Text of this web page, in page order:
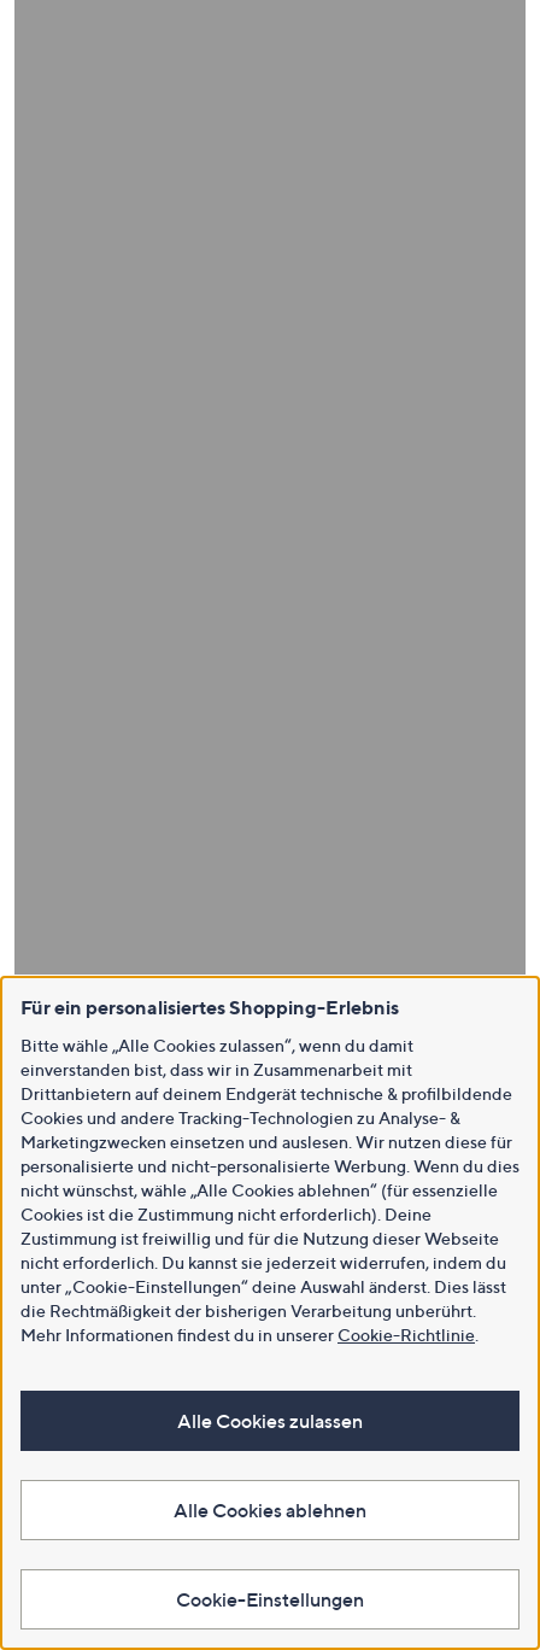
Für ein personalisiertes Shopping-Erlebnis
Bitte wähle „Alle Cookies zulassen“, wenn du damit
einverstanden bist, dass wir in Zusammenarbeit mit
Drittanbietern auf deinem Endgerät technische & profilbildende
Cookies und andere Tracking-Technologien zu Analyse- &
Marketingzwecken einsetzen und auslesen. Wir nutzen diese für
personalisierte und nicht-personalisierte Werbung. Wenn du dies
nicht wünschst, wähle „Alle Cookies ablehnen“ (für essenzielle
Cookies ist die Zustimmung nicht erforderlich). Deine
Zustimmung ist freiwillig und für die Nutzung dieser Webseite
nicht erforderlich. Du kannst sie jederzeit widerrufen, indem du
unter „Cookie-Einstellungen“ deine Auswahl änderst. Dies lässt
die Rechtmäßigkeit der bisherigen Verarbeitung unberührt.
Mehr Informationen findest du in unsererCookie-Richtlinie
Alle Cookies zulassen
Alle Cookies ablehnen
Cookie-Einstellungen